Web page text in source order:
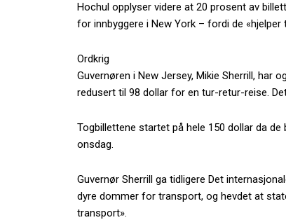
Hochul opplyser videre at 20 prosent av
for innbyggere i New York – fordi de
Ordkrig
Guvernøren i New Jersey, Mikie Sherrill, har
redusert til 98 dollar for en tur-retur-reise.
Togbillettene startet på hele 150 dollar da
onsdag.
Guvernør Sherrill ga tidligere Det
dyre dommer for transport, og hevdet at
transport».